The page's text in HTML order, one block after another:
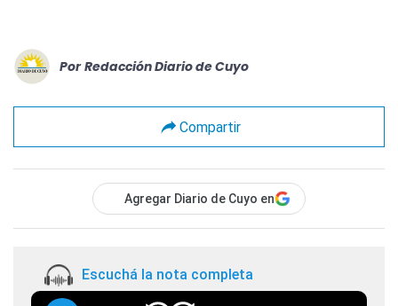
Por Redacción Diario de Cuyo
Compartir
Agregar Diario de Cuyo en
Escuchá la nota completa